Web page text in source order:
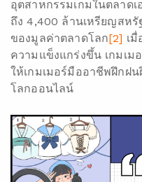
อุตสาหกรรมเกมในตลาด
ถึง 4,400 ล้านเหรียญสหรั
ของมูลค่าตลาดโลก[2] เ
ความแข็งแกร่งขึ้น เกมเม
ให้เกมเมอร์มืออาชีพฝึกฝ
โลกออนไลน์